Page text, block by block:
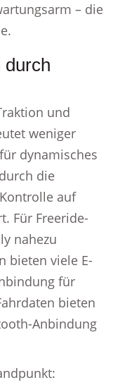
– die
durch
und
weniger
dynamisches
die
auf
Für Freeride-
nahezu
bieten viele E-
für
bieten
Anbindung